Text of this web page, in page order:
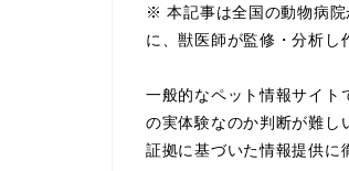
※ 本記事は全国の動物病院
に、獣医師が監修・分析し
一般的なペット情報サイト
の実体験なのか判断が難し
証拠に基づいた情報提供に